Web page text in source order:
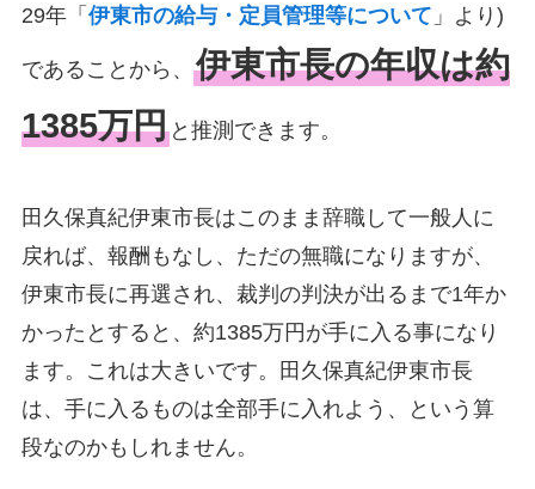
29年「 伊東市の給与・定員管理等について 」より)
であることから、 伊東市長の年収は約
1385万円と推測できます。
田久保真紀伊東市長はこのまま辞職して一般人に
戻れば、報酬もなし、ただの無職になりますが、
伊東市長に再選され、裁判の判決が出るまで1年か
かったとすると、約1385万円が手に入る事になり
ます。これは大きいです。田久保真紀伊東市長
は、手に入るものは全部手に入れよう、という算
段なのかもしれません。